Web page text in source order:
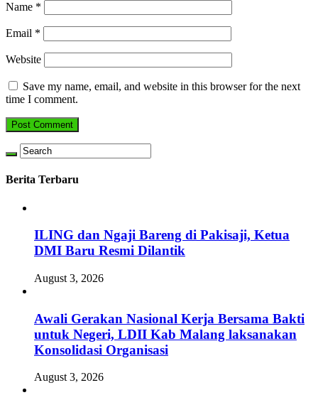
Name *
Email *
Website
Save my name, email, and website in this browser for the next
time I comment.
Berita Terbaru
ILING dan Ngaji Bareng di Pakisaji, Ketua
DMI Baru Resmi Dilantik
August 3, 2026
Awali Gerakan Nasional Kerja Bersama Bakti
untuk Negeri, LDII Kab Malang laksanakan
Konsolidasi Organisasi
August 3, 2026